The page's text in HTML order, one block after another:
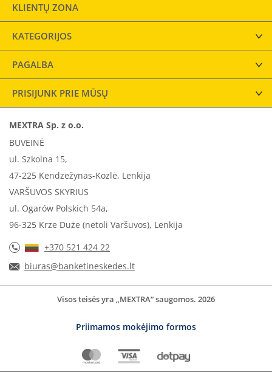
KLIENTŲ ZONA
KATEGORIJOS
PAGALBA
PRISIJUNK PRIE MŪSŲ
MEXTRA Sp. z o.o.
BUVEINĖ
ul. Szkolna 15,
47-225 Kendzežynas-Kozlė, Lenkija
VARŠUVOS SKYRIUS
ul. Ogarów Polskich 54a,
96-325 Krze Duże (netoli Varšuvos), Lenkija
+370 521 424 22
biuras@banketineskedes.lt
Visos teisės yra „MEXTRA“ saugomos. 2026
Priimamos mokėjimo formos